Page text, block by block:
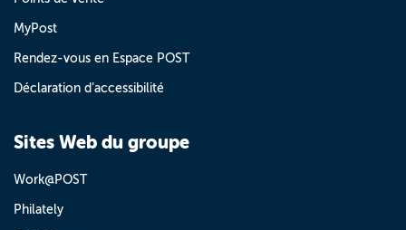
MyPost
Rendez-vous en Espace POST
Déclaration d’accessibilité
Sites Web du groupe
Work@POST
Philately